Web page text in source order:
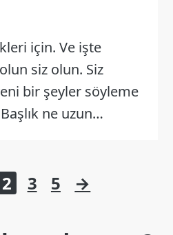
için. Ve işte
siz olun. Siz
bir şeyler söyleme
ne uzun…
2 3 5 →